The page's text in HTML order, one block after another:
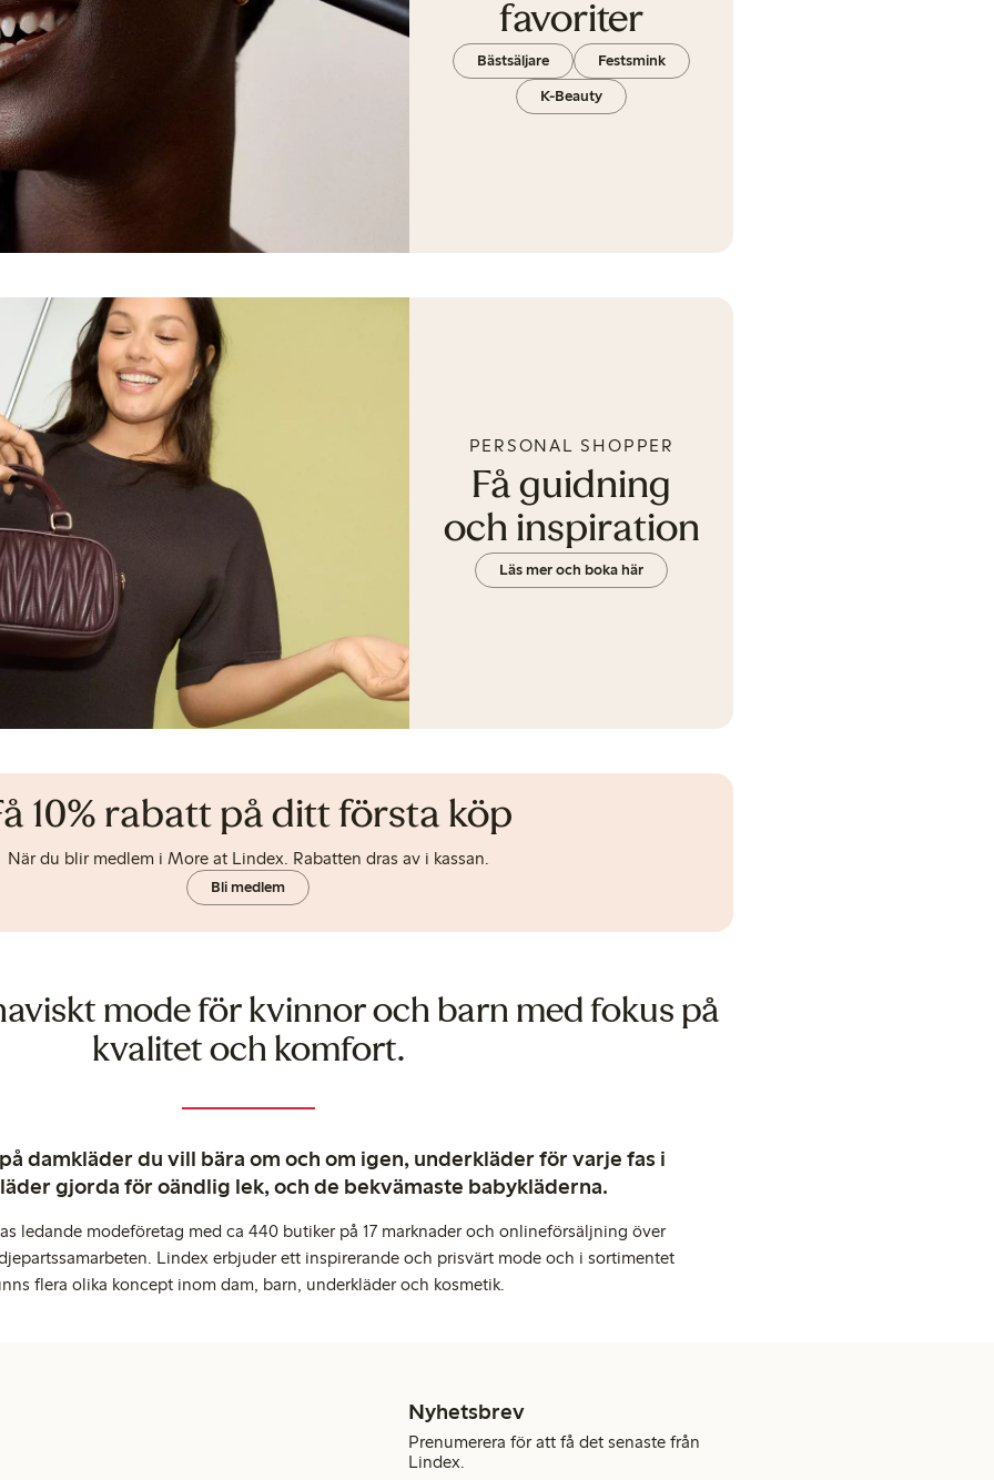
favoriter
Bästsäljare
Festsmink
K-Beauty
Få guidning
och inspiration
PERSONAL SHOPPER
Läs mer och boka här
10% rabatt på ditt första köp
När du blir medlem i More at Lindex. Rabatten dras av i kassan.
Bli medlem
mode för kvinnor och barn med fokus på
kvalitet och komfort.
damkläder du vill bära om och om igen, underkläder för varje fas i
gjorda för oändlig lek, och de bekvämaste babykläderna.
ledande modeföretag med ca 440 butiker på 17 marknader och onlineförsäljning över
Lindex erbjuder ett inspirerande och prisvärt mode och i sortimentet
flera olika koncept inom dam, barn, underkläder och kosmetik.
Nyhetsbrev
Prenumerera för att få det senaste från
Lindex.